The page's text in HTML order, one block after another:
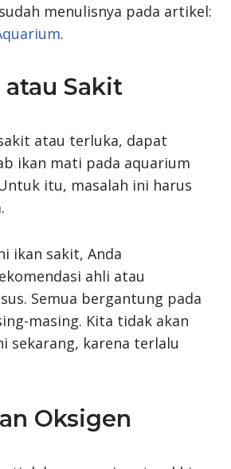
menulisnya pada artikel:
.
atau Sakit
atau terluka, dapat
ikan mati pada aquarium
itu, masalah ini harus
ikan sakit, Anda
ahli atau
Semua bergantung pada
masing. Kita tidak akan
sekarang, karena terlalu
Oksigen